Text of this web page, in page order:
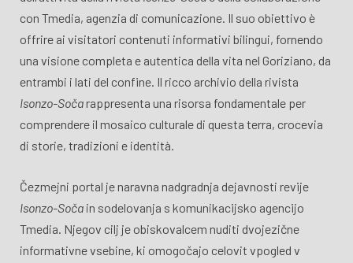
con Tmedia, agenzia di comunicazione. Il suo obiettivo è
offrire ai visitatori contenuti informativi bilingui, fornendo
una visione completa e autentica della vita nel Goriziano, da
entrambi i lati del confine. Il ricco archivio della rivista
Isonzo-Sočarappresenta una risorsa fondamentale per
comprendere il mosaico culturale di questa terra, crocevia
di storie, tradizioni e identità.
Čezmejni portal je naravna nadgradnja dejavnosti revije
Isonzo-Soča in sodelovanja s komunikacijsko agencijo
Tmedia. Njegov cilj je obiskovalcem nuditi dvojezične
informativne vsebine, ki omogočajo celovit vpogled v